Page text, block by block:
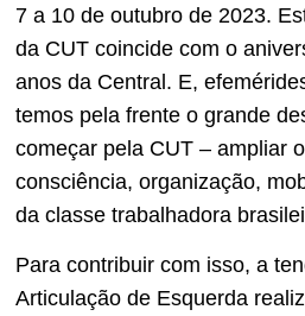
7 a 10 de outubro de 2023.
da CUT coincide com o
anos da Central. E,
temos pela frente o grande
começar pela CUT – ampliar
consciência, organização,
da classe trabalhadora
Para contribuir com isso, a
Articulação de Esquerda